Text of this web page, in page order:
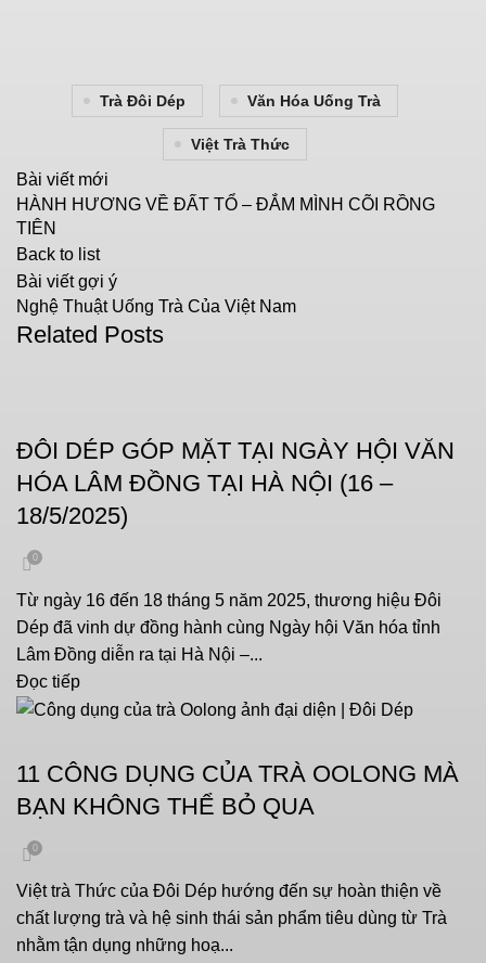
Trà Đôi Dép Văn Hóa Uống Trà
Việt Trà Thức
Bài viết mới
HÀNH HƯƠNG VỀ ĐẤT TỔ – ĐẮM MÌNH CÕI RỒNG
TIÊN
Back to list
Bài viết gợi ý
Nghệ Thuật Uống Trà Của Việt Nam
Related Posts
ĐÔI DÉP GÓP MẶT TẠI NGÀY HỘI VĂN
HÓA LÂM ĐỒNG TẠI HÀ NỘI (16 –
18/5/2025)
0
Từ ngày 16 đến 18 tháng 5 năm 2025, thương hiệu Đôi
Dép đã vinh dự đồng hành cùng Ngày hội Văn hóa tỉnh
Lâm Đồng diễn ra tại Hà Nội –...
Đọc tiếp
11 CÔNG DỤNG CỦA TRÀ OOLONG MÀ
BẠN KHÔNG THỂ BỎ QUA
0
Việt trà Thức của Đôi Dép hướng đến sự hoàn thiện về
chất lượng trà và hệ sinh thái sản phẩm tiêu dùng từ Trà
nhằm tận dụng những hoạ...